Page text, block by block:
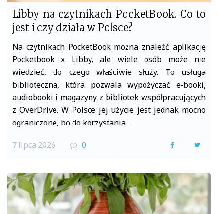
Libby na czytnikach PocketBook. Co to
jest i czy działa w Polsce?
Na czytnikach PocketBook można znaleźć aplikację
Pocketbook x Libby, ale wiele osób może nie
wiedzieć, do czego właściwie służy. To usługa
biblioteczna, która pozwala wypożyczać e-booki,
audiobooki i magazyny z bibliotek współpracujących
z OverDrive. W Polsce jej użycie jest jednak mocno
ograniczone, bo do korzystania…
7 lipca 2026 0
F
c
i
t